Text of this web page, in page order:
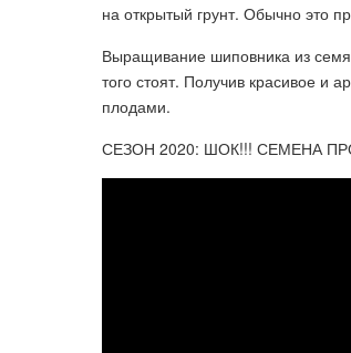
на открытый грунт. Обычно это
Выращивание шиповника из
того стоят. Получив красивое и
плодами.
СЕЗОН 2020: ШОК!!! СЕМЕНА